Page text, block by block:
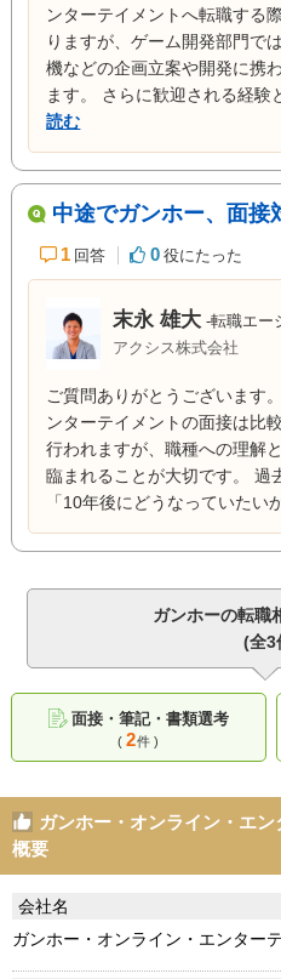
ンターテイメントへ転職する
りますが、ゲーム開発部門で
機などの企画立案や開発に携
ます。 さらに歓迎される経験
読む
中途でガンホー、面接
1 回答 0 役にたった
末永 雄大 -転職エー
アクシス株式会社
ご質問ありがとうございます
ンターテイメントの面接は比
行われますが、職種への理解
臨まれることが大切です。 過
「10年後にどうなっていたい
ガンホーの転職
(全3
面接・筆記・書類選考
(2件 )
ガンホー・オンライン・エ
概要
会社名
ガンホー・オンライン・エンター